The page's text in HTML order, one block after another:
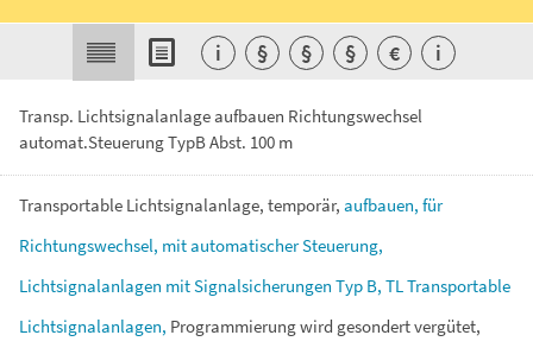
Transp. Lichtsignalanlage aufbauen Richtungswechsel
automat.Steuerung TypB Abst. 100 m
Transportable Lichtsignalanlage, temporär, aufbauen, für
Richtungswechsel, mitautomatischerSteuerung,
Lichtsignalanlagen mitSignalsicherungen Typ B, TLTransportable
Lichtsignalanlagen, Programmierungwird gesondertvergütet,
i § § § € i